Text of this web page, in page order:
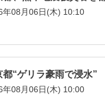
年08月06日(木) 10:10
都“ゲリラ豪雨で浸水”
年08月06日(木) 10:00